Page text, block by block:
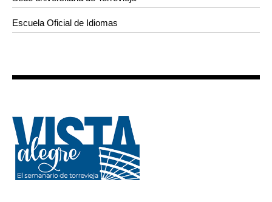
Escuela Oficial de Idiomas